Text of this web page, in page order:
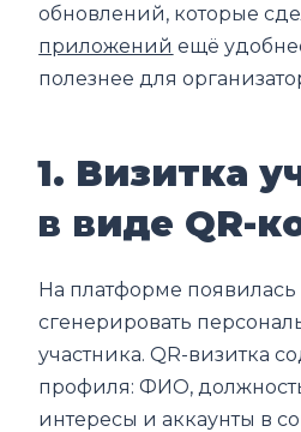
обновлений, которые
приложений ещё
полезнее для
1. Визитка
в виде QR-
На платформе появилась
сгенерировать
участника. QR-визитка
профиля: ФИО,
интересы и аккаунты в